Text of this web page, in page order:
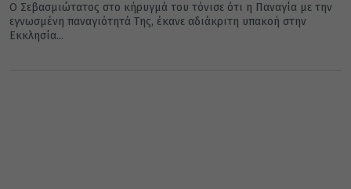
Ο Σεβασμιώτατος στο κήρυγμά του τόνισε ότι η Παναγία με την
εγνωσμένη παναγιότητά Της, έκανε αδιάκριτη υπακοή στην
Εκκλησία...